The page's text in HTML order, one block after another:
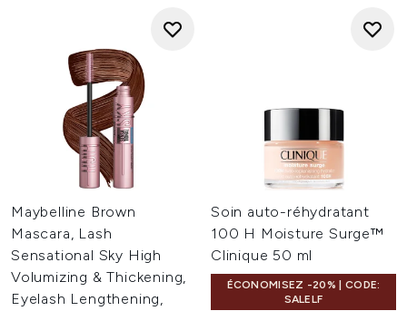
Maybelline Brown
Mascara, Lash
Sensational Sky High
Volumizing & Thickening,
Eyelash Lengthening,
Soin auto-réhydratant
100 H Moisture Surge™
Clinique 50 ml
ÉCONOMISEZ -20% | CODE:
SALELF